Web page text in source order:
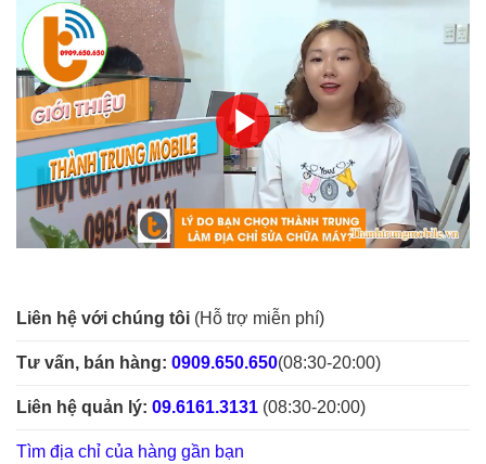
Liên hệ với chúng tôi (Hỗ trợ miễn phí)
Tư vấn, bán hàng: 0909.650.650(08:30-20:00)
Liên hệ quản lý: 09.6161.3131 (08:30-20:00)
Tìm địa chỉ của hàng gần bạn